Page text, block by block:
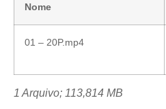
Nome
01 – 20P.mp4
1 Arquivo; 113,814 MB